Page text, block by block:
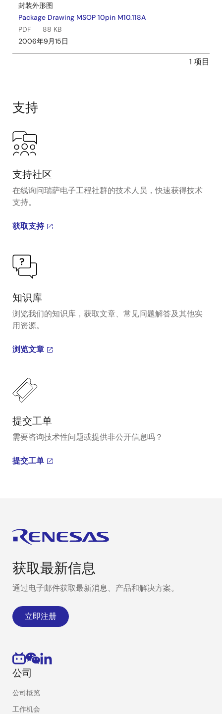
封装外形图
Package Drawing MSOP 10pin M10.118A
PDF
88 KB
2006年9月15日
1 项目
支持
支持社区
在线询问瑞萨电子工程社群的技术人员，快速获得技术
支持。
获取支持
知识库
浏览我们的知识库，获取文章、常见问题解答及其他实
用资源。
浏览文章
提交工单
需要咨询技术性问题或提供非公开信息吗？
提交工单
获取最新信息
通过电子邮件获取最新消息、产品和解决方案。
立即注册
公司
公司概览
工作机会